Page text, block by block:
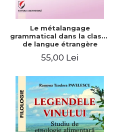
Le métalangage
grammatical dans la classe
de langue étrangère
55,00 Lei